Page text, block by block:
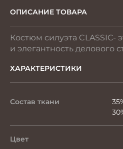
ОПИСАНИЕ ТОВАРА
Костюм силуэта CLASSIС-
и элегантность делового
ХАРАКТЕРИСТИКИ
Состав ткани
Цвет